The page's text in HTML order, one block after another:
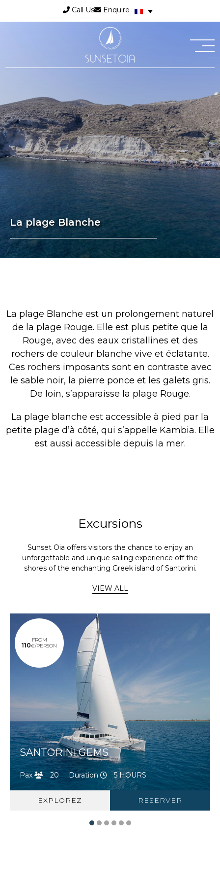
Call Us Enquire
La plage Blanche
La plage Blanche est un prolongement naturel
de la plage Rouge. Elle est plus petite que la
Rouge, avec des eaux cristallines et des
rochers de couleur blanche vive et éclatante.
Ces rochers imposants sont en contraste avec
le sable noir, la pierre ponce et les galets gris.
De loin, s’apparaisse la plage Rouge.
La plage blanche est accessible à pied par la
petite plage d’à côté, qui s’appelle Kambia. Elle
est aussi accessible depuis la mer.
Excursions
Sunset Oia offers visitors the chance to enjoy an
unforgettable and unique sailing experience off the
shores of the enchanting Greek island of Santorini.
VIEW ALL
FROM
110€/PERSON
SANTORINI GEMS
Pax 20 Duration 5 HOURS
EXPLOREZ RESERVER